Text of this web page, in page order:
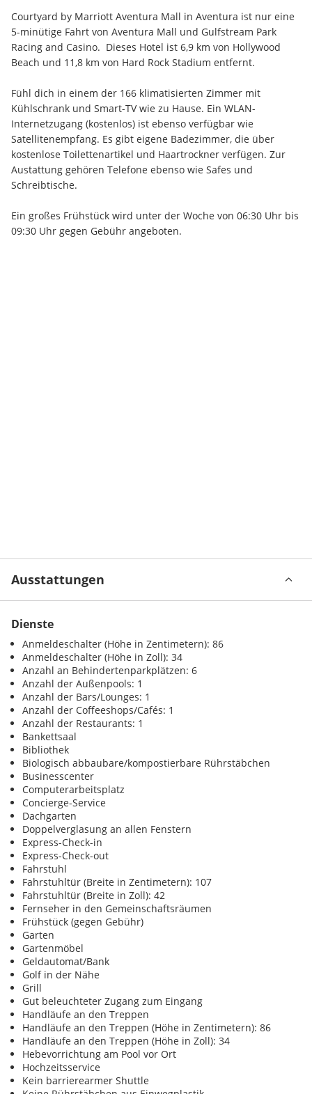
Courtyard by Marriott Aventura Mall in Aventura ist nur eine
5-minütige Fahrt von Aventura Mall und Gulfstream Park
Racing and Casino.  Dieses Hotel ist 6,9 km von Hollywood
Beach und 11,8 km von Hard Rock Stadium entfernt.
Fühl dich in einem der 166 klimatisierten Zimmer mit
Kühlschrank und Smart-TV wie zu Hause. Ein WLAN-
Internetzugang (kostenlos) ist ebenso verfügbar wie
Satellitenempfang. Es gibt eigene Badezimmer, die über
kostenlose Toilettenartikel und Haartrockner verfügen. Zur
Austattung gehören Telefone ebenso wie Safes und
Schreibtische.
Ein großes Frühstück wird unter der Woche von 06:30 Uhr bis
09:30 Uhr gegen Gebühr angeboten.
Ausstattungen
Dienste
Anmeldeschalter (Höhe in Zentimetern): 86
Anmeldeschalter (Höhe in Zoll): 34
Anzahl an Behindertenparkplätzen: 6
Anzahl der Außenpools: 1
Anzahl der Bars/Lounges: 1
Anzahl der Coffeeshops/Cafés: 1
Anzahl der Restaurants: 1
Bankettsaal
Bibliothek
Biologisch abbaubare/kompostierbare Rührstäbchen
Businesscenter
Computerarbeitsplatz
Concierge-Service
Dachgarten
Doppelverglasung an allen Fenstern
Express-Check-in
Express-Check-out
Fahrstuhl
Fahrstuhltür (Breite in Zentimetern): 107
Fahrstuhltür (Breite in Zoll): 42
Fernseher in den Gemeinschaftsräumen
Frühstück (gegen Gebühr)
Garten
Gartenmöbel
Geldautomat/Bank
Golf in der Nähe
Grill
Gut beleuchteter Zugang zum Eingang
Handläufe an den Treppen
Handläufe an den Treppen (Höhe in Zentimetern): 86
Handläufe an den Treppen (Höhe in Zoll): 34
Hebevorrichtung am Pool vor Ort
Hochzeitsservice
Kein barrierearmer Shuttle